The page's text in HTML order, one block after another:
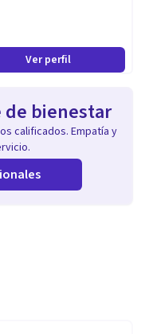
Ver perfil
de bienestar
calificados. Empatía y